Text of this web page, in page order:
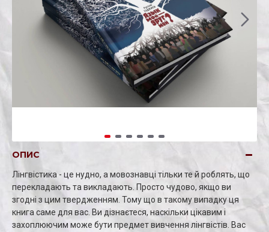
ОПИС
Лінгвістика - це нудно, а мовознавці тільки те й роблять, що
перекладають та викладають. Просто чудово, якщо ви
згодні з цим твердженням. Тому що в такому випадку ця
книга саме для вас. Ви дізнаєтеся, наскільки цікавим і
захоплюючим може бути предмет вивчення лінгвістів. Вас